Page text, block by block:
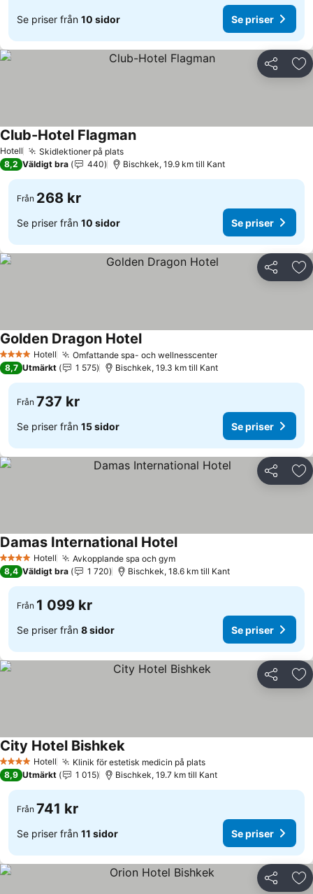
Se priser från 10 sidor Se priser
Dela
Hotell Skidlektioner på platsSe priser
Club-Hotel FlagmanSe priser
8,2 Väldigt bra 440 Bischkek, 19.9 km till Kant
Från 268 kr
Se priser från 10 sidor Se priser
Dela
4 StjärnorHotell Omfattande spa- och wellnesscenterSe priser
Golden Dragon HotelSe priser
8,7 Utmärkt 1 575 Bischkek, 19.3 km till Kant
Från 737 kr
Se priser från 15 sidor Se priser
Dela
4 StjärnorHotell Avkopplande spa och gymSe priser
Damas International HotelSe priser
8,4 Väldigt bra 1 720 Bischkek, 18.6 km till Kant
Från 1 099 kr
Se priser från 8 sidor Se priser
Dela
4 StjärnorHotell Klinik för estetisk medicin på platsSe priser
City Hotel BishkekSe priser
8,9 Utmärkt 1 015 Bischkek, 19.7 km till Kant
Från 741 kr
Se priser från 11 sidor Se priser
Dela